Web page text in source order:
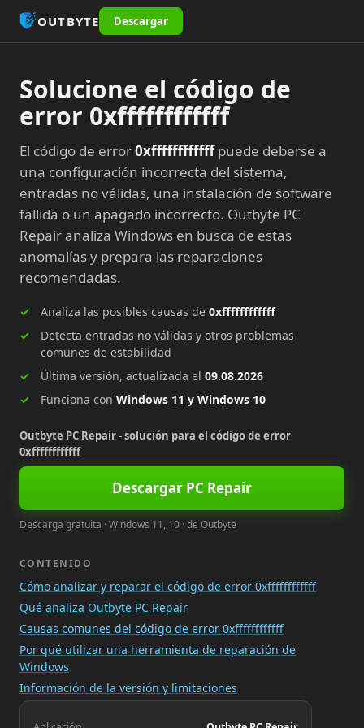
OUTBYTE Descargar
Solucione el código de
error 0xffffffffffff
El código de error0xffffffffffffpuede deberse a
una configuración incorrecta del sistema,
entradas no válidas, una instalación de software
fallida o un apagado incorrecto. Outbyte PC
Repair analiza Windows en busca de estas
anomalías y prepara las reparaciones
recomendadas.
Analiza las posibles causas de 0xffffffffffff
Detecta entradas no válidas y otros problemas
comunes de estabilidad
Última versión, actualizada el 09.08.2026
Funciona con Windows 11 y Windows 10
Outbyte PC Repair - solución para el código de error
0xffffffffffff
Descargar PC Repair
Descarga gratuita · Windows 11, 10 · de Outbyte
CONTENIDO
Cómo analizar y reparar el código de error 0xffffffffffff
Qué analiza Outbyte PC Repair
Causas comunes del código de error 0xffffffffffff
Por qué utilizar una herramienta de reparación de
Windows
Información de la versión y limitaciones